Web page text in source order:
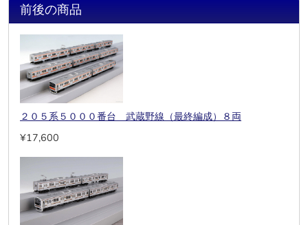
前後の商品
２０５系５０００番台 武蔵野線（最終編成）８両
¥17,600